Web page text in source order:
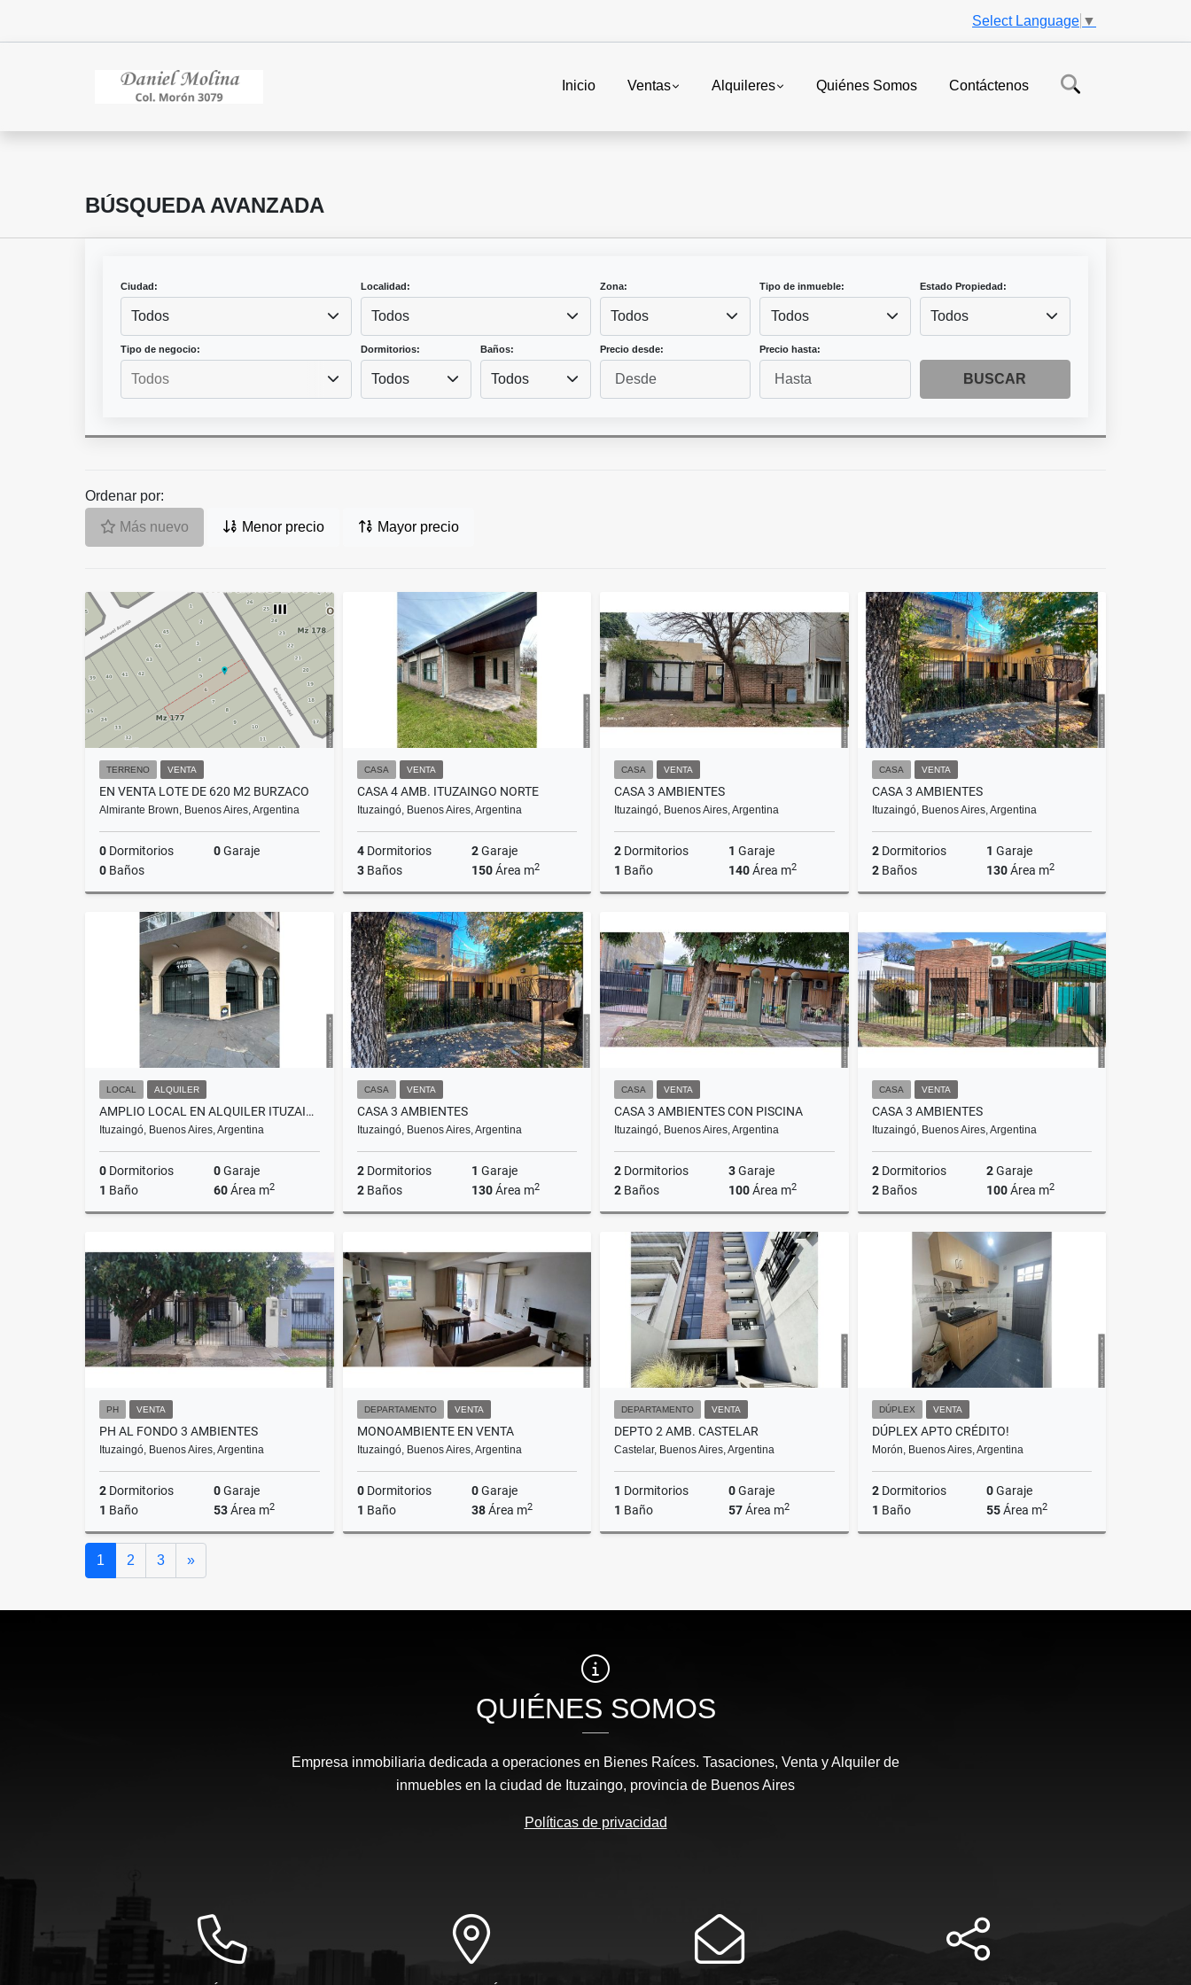
Select Language ▼
Inicio Ventas Alquileres Quiénes Somos Contáctenos
BÚSQUEDA AVANZADA
Ciudad:
Todos
Localidad:
Todos
Zona:
Todos
Tipo de inmueble:
Todos
Estado Propiedad:
Todos
Tipo de negocio: Dormitorios:
Todos
Baños:
Todos
Precio desde: Precio hasta:
BUSCAR
Ordenar por:
Más nuevo Menor precio Mayor precio
TERRENO VENTA
EN VENTA LOTE DE 620 M2 BURZACO
Almirante Brown, Buenos Aires, Argentina
0 Dormitorios 0Garaje
0 Baños
US$50,000
CASA VENTA
CASA 4 AMB. ITUZAINGO NORTE
Ituzaingó, Buenos Aires, Argentina
4Dormitorios 2Garaje
3Baños 150Área m2
Venta
US$135,000
CASA VENTA
CASA 3 AMBIENTES
Ituzaingó, Buenos Aires, Argentina
2 Dormitorios 1 Garaje
1 Baño 140Área m2
US$85,000
CASA VENTA
CASA 3 AMBIENTES
Ituzaingó, Buenos Aires, Argentina
2Dormitorios 1 Garaje
2Baños 130Área m2
US$90,000
LOCAL ALQUILER
AMPLIO LOCAL EN ALQUILER ITUZAINGO
Ituzaingó, Buenos Aires, Argentina
0 Dormitorios 0Garaje
1 Baño 60Área m2
$1.200.000
CASA VENTA
CASA 3 AMBIENTES
Ituzaingó, Buenos Aires, Argentina
2Dormitorios 1 Garaje
2Baños 130Área m2
US$90,000
CASA VENTA
CASA 3 AMBIENTES CON PISCINA
Ituzaingó, Buenos Aires, Argentina
2 Dormitorios 3Garaje
2 Baños 100Área m2
Venta
US$90,000
CASA VENTA
CASA 3 AMBIENTES
Ituzaingó, Buenos Aires, Argentina
2Dormitorios 2Garaje
2Baños 100Área m2
US$140,000
PH VENTA
PH AL FONDO 3 AMBIENTES
Ituzaingó, Buenos Aires, Argentina
2 Dormitorios 0Garaje
1 Baño 53Área m2
DEPARTAMENTO VENTA
MONOAMBIENTE EN VENTA
Ituzaingó, Buenos Aires, Argentina
0Dormitorios 0Garaje
1 Baño 38Área m2
DEPARTAMENTO VENTA
DEPTO 2 AMB. CASTELAR
Castelar, Buenos Aires, Argentina
1 Dormitorios 0Garaje
1 Baño 57Área m2
DÚPLEX VENTA
DÚPLEX APTO CRÉDITO!
Morón, Buenos Aires, Argentina
2Dormitorios 0Garaje
1 Baño 55Área m2
1 2 3 »Siguiente
QUIÉNES SOMOS
Empresa inmobiliaria dedicada a operaciones en Bienes Raíces. Tasaciones, Venta y Alquiler de
inmuebles en la ciudad de Ituzaingo, provincia de Buenos Aires
Políticas de privacidad